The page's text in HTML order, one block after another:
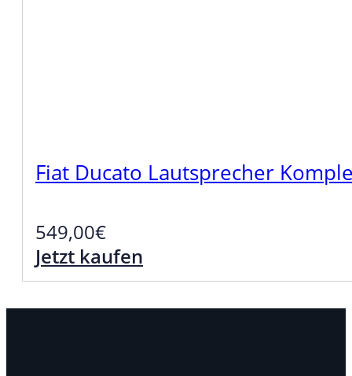
Fiat Ducato Lautsprecher
549,00€
Jetzt kaufen